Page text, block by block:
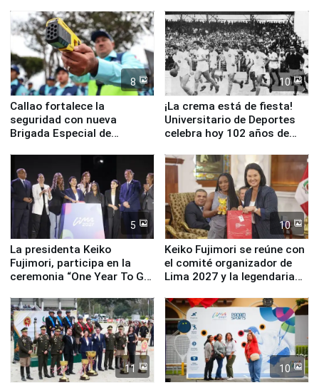
8
Callao fortalece la
seguridad con nueva
Brigada Especial de
equipamiento para
Serenazgo
10
¡La crema está de fiesta!
Universitario de Deportes
celebra hoy 102 años de
5
La presidenta Keiko
Fujimori, participa en la
ceremonia “One Year To Go
10
Keiko Fujimori se reúne con
el comité organizador de
Lima 2027 y la legendaria
11 10